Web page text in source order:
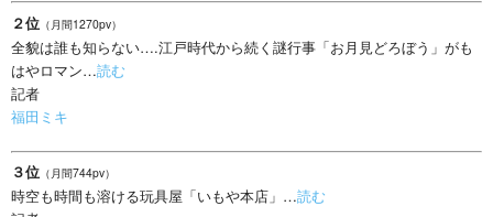
２位 （月間1270pv）
全貌は誰も知らない….江戸時代から続く謎行事「お月見どろぼう」がも
はやロマン…読む
記者
福田ミキ
３位 （月間744pv）
時空も時間も溶ける玩具屋「いもや本店」…読む